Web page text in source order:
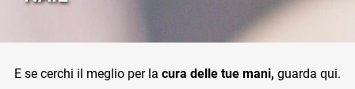
E se cerchi il meglio per la cura delle tue mani, guarda qui.